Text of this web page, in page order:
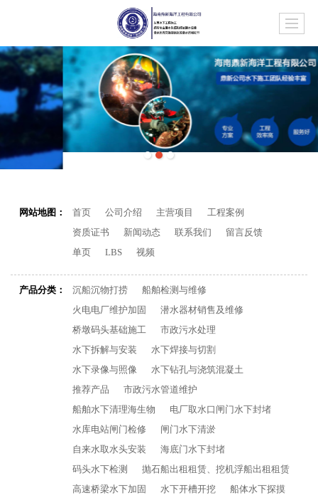
网站地图： 首页 公司介绍 主营项目
工程案例
资质证书
新闻动态 联系我们
留言反馈
单页
LBS 视频
产品分类： 沉船沉物打捞
船舶检测与维修
火电电厂维护加固
潜水器材销售及维修
桥墩码头基础施工
市政污水处理
水下拆解与安装
水下焊接与切割
水下录像与照像
水下钻孔与浇筑混凝土
推荐产品
市政污水管道维护
船舶水下清理海生物
电厂取水口闸门水下封堵
水库电站闸门检修
闸门水下清淤
自来水取水头安装
海底门水下封堵
码头水下检测
抛石船出租租赁、挖机浮船出租租赁
高速桥梁水下加固
水下开槽开挖
船体水下探摸